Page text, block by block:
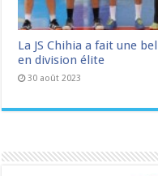
La JS Chihia a fait une
en division élite
30 août 2023